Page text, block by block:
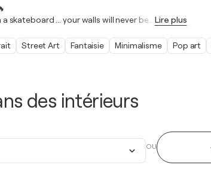
des intérieurs
OU
skateboard ... your walls will never be
Lire plus
Street Art Fantaisie Minimalisme Pop art